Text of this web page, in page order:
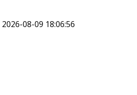
2026-08-09 18:06:56